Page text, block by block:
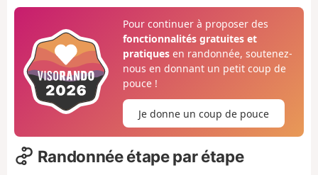
Pour continuer à proposer des
fonctionnalités gratuites et
pratiquesen randonnée, soutenez-
nous en donnant un petit coup de
pouce !
Je donne un coup de pouce
Randonnée étape par étape